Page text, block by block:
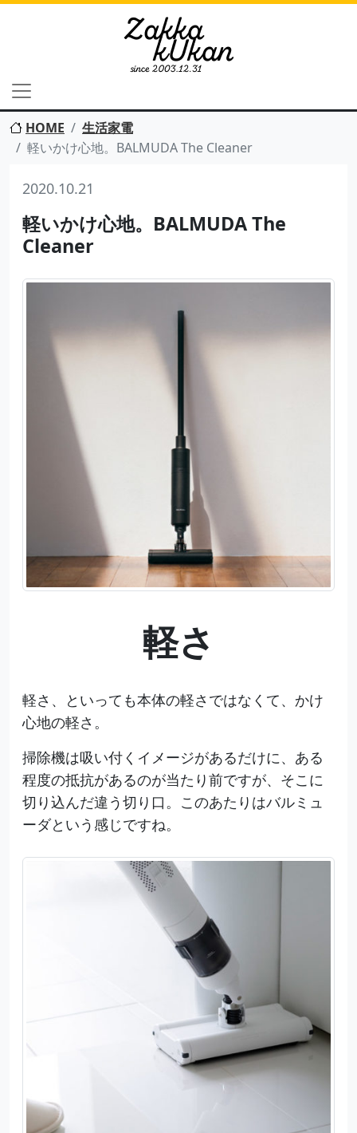
HOME
生活家電
軽いかけ心地。BALMUDA The Cleaner
2020.10.21
軽いかけ心地。BALMUDA The
Cleaner
軽さ
軽さ、といっても本体の軽さではなくて、かけ
心地の軽さ。
掃除機は吸い付くイメージがあるだけに、ある
程度の抵抗があるのが当たり前ですが、そこに
切り込んだ違う切り口。このあたりはバルミュ
ーダという感じですね。